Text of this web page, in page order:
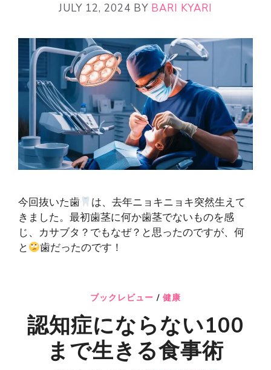
JULY 12, 2024 BY BARI KYARI
今回抜いた歯
は、去年ニョキニョキ突然生えて
きました。最初歯茎に何か歯茎でないものを感
じ、カサブタ？でもなぜ？と思ったのですが、何
と
歯だったのです！
ブックレビュー / 健康
認知症にならない100
まで生きる食事術